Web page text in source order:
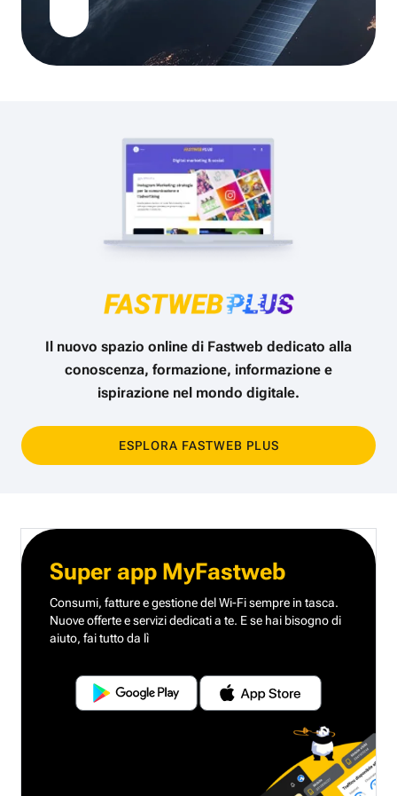
Il nuovo spazio online di Fastweb dedicato alla
conoscenza, formazione, informazione e
ispirazione nel mondo digitale.
ESPLORA FASTWEB PLUS
Super app MyFastweb
Consumi, fatture e gestione del Wi-Fi sempre in tasca.
Nuove offerte e servizi dedicati a te. E se hai bisogno di
aiuto, fai tutto da lì